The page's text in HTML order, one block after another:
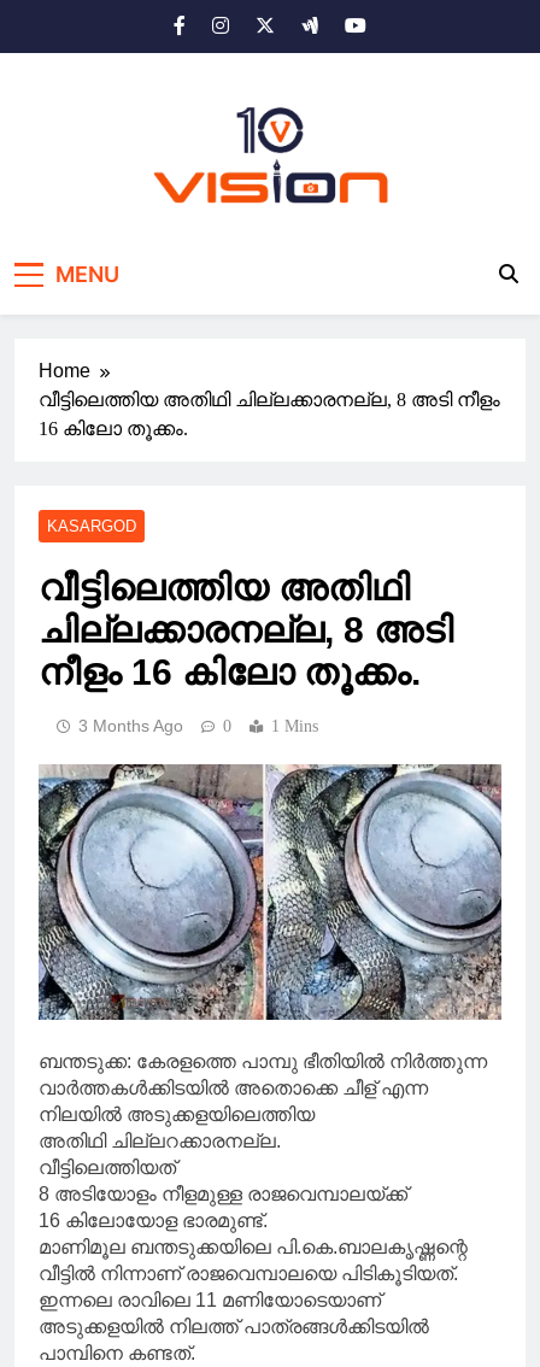
MENU
Home
വീട്ടിലെത്തിയ അതിഥി ചില്ലക്കാരനല്ല, 8 അടി നീളം
16 കിലോ തൂക്കം.
KASARGOD
വീട്ടിലെത്തിയ അതിഥി
ചില്ലക്കാരനല്ല, 8 അടി
നീളം 16 കിലോ തൂക്കം.
3 Months Ago 0 1 Mins
ബന്തടുക്ക: കേരളത്തെ പാമ്പു ഭീതിയിൽ നിർത്തുന്ന
വാർത്തകൾക്കിടയിൽ അതൊക്കെ ചീള് എന്ന
നിലയിൽ അടുക്കളയിലെത്തിയ
അതിഥി ചില്ലറക്കാരനല്ല.
വീട്ടിലെത്തിയത്
8 അടിയോളം നീളമുള്ള രാജവെമ്പാലയ്ക്ക്
16 കിലോയോള ഭാരമുണ്ട്.
മാണിമൂല ബന്തടുക്കയിലെ പി.കെ.ബാലകൃഷ്ണന്റെ
വീട്ടിൽ നിന്നാണ് രാജവെമ്പാലയെ പിടികൂടിയത്.
ഇന്നലെ രാവിലെ 11 മണിയോടെയാണ്
അടുക്കളയിൽ നിലത്ത് പാത്രങ്ങൾക്കിടയിൽ
പാമ്പിനെ കണ്ടത്.